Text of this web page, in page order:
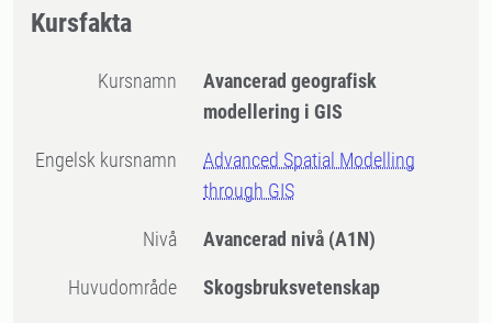
Kursfakta
Kursnamn
Avancerad geografisk
modellering i GIS
Engelsk kursnamn
Advanced Spatial Modelling
through GIS
Nivå Avancerad nivå (A1N)
Huvudområde Skogsbruksvetenskap